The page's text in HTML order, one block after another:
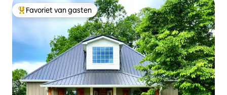
Topfavoriet van gasten
Favoriet van gasten